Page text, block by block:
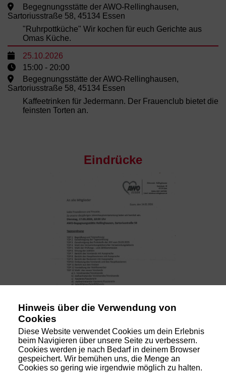
Begegnungsstätte der AWO-Rellinghausen,
Sartoriusstraße 58, 45134 Essen
"Ruhrpottküche" Wir kochen für euch Gerichte aus
Omas Küche.
25.10.2026
15:00 - 20:00
Begegnungsstätte der AWO-Rellinghausen,
Sartoriusstraße 58, 45134 Essen
Kaffeetrinken für Jedermann. Der Frauenclub bietet die
feinsten Torten an.
Eindrücke
1970 - BK
Hinweis über die Verwendung von
Cookies
Diese Website verwendet Cookies um dein Erlebnis
beim Navigieren über unsere Seite zu verbessern.
Cookies werden je nach Bedarf in deinem Browser
gespeichert. Wir bemühen uns, die Menge an
Cookies so gering wie irgendwie möglich zu halten.